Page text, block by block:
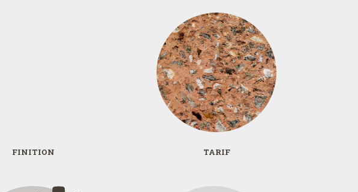
FINITION TARIF